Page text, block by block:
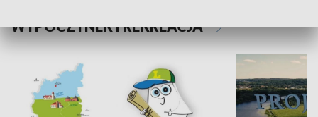
WYPOCZYNEK I REKREACJA